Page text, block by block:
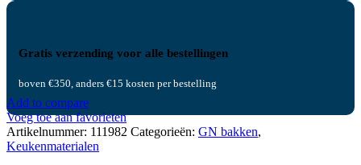
Gratis verzending voor alle bestellingen
boven €350, anders €15 kosten per bestelling
Add to compare
Voeg toe aan favorieten
Artikelnummer: 111982 Categorieën: GN bakken,
Keukenmaterialen